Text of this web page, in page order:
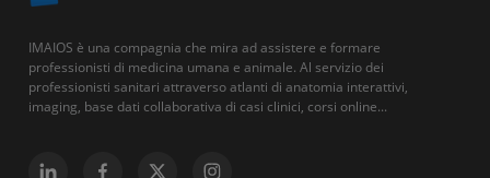
IMAIOS è una compagnia che mira ad assistere e formare
professionisti di medicina umana e animale. Al servizio dei
professionisti sanitari attraverso atlanti di anatomia interattivi,
imaging, base dati collaborativa di casi clinici, corsi online...